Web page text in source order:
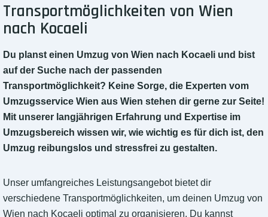
Transportmöglichkeiten von Wien
nach Kocaeli
Du planst einen Umzug von Wien nach Kocaeli und bist
auf der Suche nach der passenden
Transportmöglichkeit? Keine Sorge, die Experten vom
Umzugsservice Wien aus Wien stehen dir gerne zur Seite!
Mit unserer langjährigen Erfahrung und Expertise im
Umzugsbereich wissen wir, wie wichtig es für dich ist, den
Umzug reibungslos und stressfrei zu gestalten.
Unser umfangreiches Leistungsangebot bietet dir
verschiedene Transportmöglichkeiten, um deinen Umzug von
Wien nach Kocaeli optimal zu organisieren. Du kannst